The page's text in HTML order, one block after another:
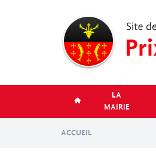
LA
MAIRIE
ACCUEIL